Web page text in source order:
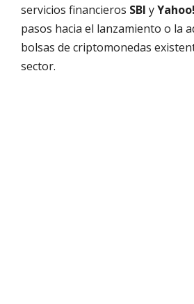
servicios financieros SBI y
pasos hacia el lanzamiento o la
bolsas de criptomonedas
sector.